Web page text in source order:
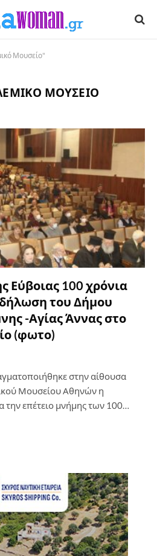
Μουσείο"
ΜΟΥΣΕΊΟ
Εύβοιας 100 χρόνια
του Δήμου
-Αγίας Άννας στο
(φωτο)
στην αίθουσα
Μουσείου Αθηνών η
επέτειο μνήμης των 100…